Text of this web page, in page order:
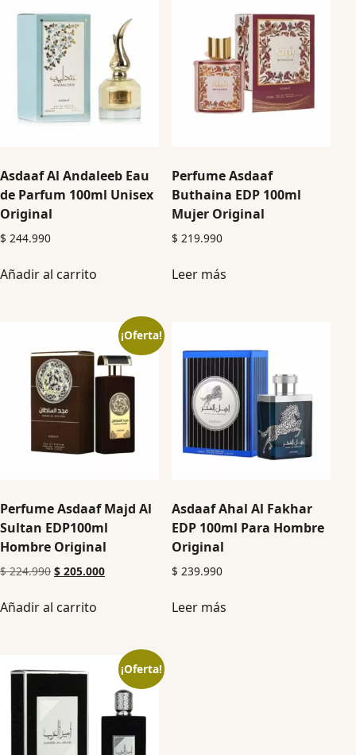
Asdaaf Al Andaleeb Eau
de Parfum 100ml Unisex
Original
$ 244.990
Añadir al carrito
Perfume Asdaaf
Buthaina EDP 100ml
Mujer Original
$ 219.990
Leer más
¡Oferta!
Perfume Asdaaf Majd Al
Sultan EDP100ml
Hombre Original
$224.990 $ 205.000
Añadir al carrito
Asdaaf Ahal Al Fakhar
EDP 100ml Para Hombre
Original
$ 239.990
Leer más
¡Oferta!